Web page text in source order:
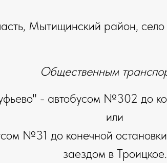
Мытищинский район, село
Общественным
- автобусом №302 до
или
№31 до конечной
заездом в Троицкое.